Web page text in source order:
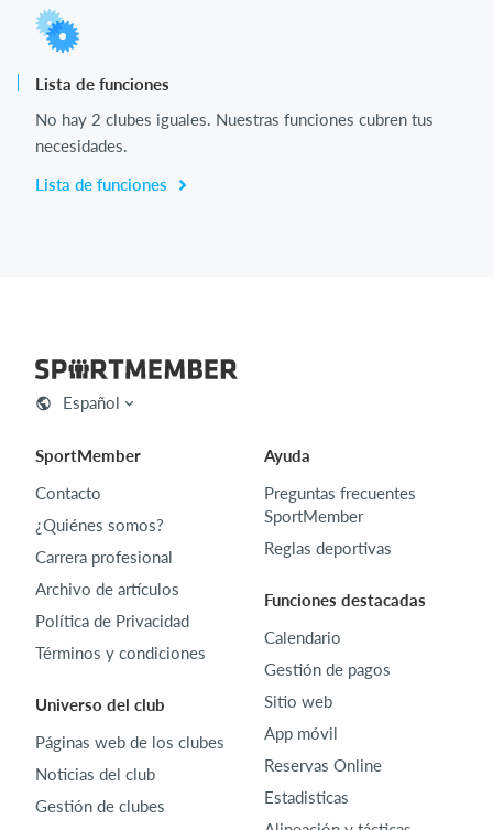
Lista de funciones
No hay 2 clubes iguales. Nuestras funciones cubren tus
necesidades.
Lista de funciones
Español
SportMember
Contacto
¿Quiénes somos?
Carrera profesional
Archivo de artículos
Política de Privacidad
Términos y condiciones
Universo del club
Páginas web de los clubes
Noticias del club
Gestión de clubes
Ayuda
Preguntas frecuentes
SportMember
Reglas deportivas
Funciones destacadas
Calendario
Gestión de pagos
Sitio web
App móvil
Reservas Online
Estadisticas